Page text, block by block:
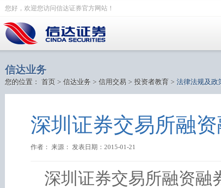
您好，欢迎您访问信达证券官方网站！
信达业务
您的位置： 首页 > 信达业务 > 信用交易 > 投资者教育 > 法律法规及政
深圳证券交易所融
作者： 来源： 发表日期：2015-01-21
深圳证券交易所融资融